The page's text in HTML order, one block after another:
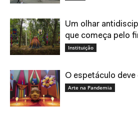
Um olhar
que começa pelo
Instituição
O espetáculo deve
Arte na Pandemia